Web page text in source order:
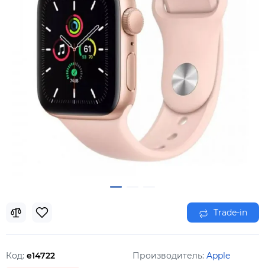
Trade-in
Код: e14722 Производитель: Apple